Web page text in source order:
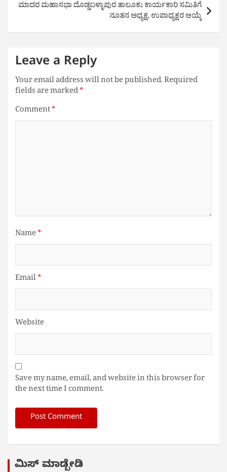
ಮಾದರ ಮಹಾಸಭಾ ದೊಡ್ಡಬಳ್ಳಾಪುರ ತಾಲೂಕು ಕಾರ್ಯಕಾರಿ ಸಮಿತಿಗೆ
ನೂತನ ಅಧ್ಯಕ್ಷ, ಉಪಾಧ್ಯಕ್ಷರ ಆಯ್ಕೆ
Leave a Reply
Your email address will not be published.Required
fields are marked*
Comment*
Name*
Email*
Website
Save my name, email, and website in this browser for
the next time I comment.
ಮಿಸ್ ಮಾಡ್ಬೇಡಿ